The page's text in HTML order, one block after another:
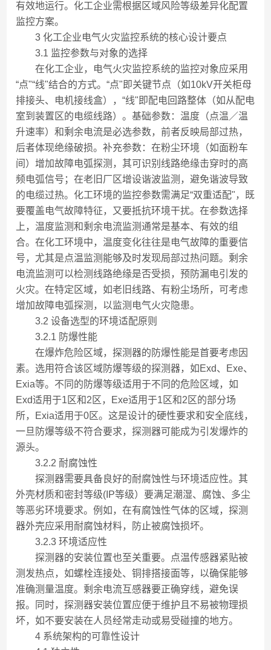
有效地运行。化工企业需根据区域风险等级差异化配置
监控方案。
3 化工企业电气火灾监控系统的核心设计要点
3.1 监控参数与对象的选择
在化工企业，电气火灾监控系统的监控对象应采用
“点"“线"结合的方式。“点"即关键节点（如10kV开关柜母
排接头、电机接线盒），“线"即配电回路整体（如从配电
室到装置区的电缆线路）。基础参数：温度（点温／温
升速率）和剩余电流是必选参数，前者反映局部过热，
后者体现绝缘破损。补充参数：在粉尘环境（如面粉车
间）增加故障电弧探测，其可识别线路绝缘击穿时的高
频电弧信号；在老旧厂区增设谐波监测，避免谐波导致
的电缆过热。化工环境的监控参数需满足“双重适配"，既
要覆盖电气故障特征，又要抵抗环境干扰。在参数选择
上，温度监测和剩余电流监测通常是基本、有效的组
合。在化工环境中，温度变化往往是电气故障的重要信
号，尤其是点温监测能够及时发现局部过热问题。剩余
电流监测可以检测线路绝缘是否受损，预防漏电引发的
火灾。在特定区域，如老旧线路、有粉尘场所，可考虑
增加故障电弧探测，以监测电气火灾隐患。
3.2 设备选型的环境适配原则
3.2.1 防爆性能
在爆炸危险区域，探测器的防爆性能是首要考虑因
素。选用符合该区域防爆等级的探测器，如Exd、Exe、
Exia等。不同的防爆等级适用于不同的危险区域，如
Exd适用于1区和2区，Exe适用于1区和2区的部分场
所，Exia适用于0区。这是设计的硬性要求和安全底线，
一旦防爆等级不符合要求，探测器可能成为引发爆炸的
源头。
3.2.2 耐腐蚀性
探测器需要具备良好的耐腐蚀性与环境适应性。其
外壳材质和密封等级(IP等级）要满足潮湿、腐蚀、多尘
等恶劣环境要求。例如，在有腐蚀性气体的区域，探测
器外壳应采用耐腐蚀材料，防止被腐蚀损坏。
3.2.3 环境适应性
探测器的安装位置也至关重要。点温传感器紧贴被
测发热点，如螺栓连接处、铜排搭接面等，以确保能够
准确测量温度。剩余电流互感器要正确穿线，避免误
报。同时，探测器安装位置应便于维护且不易被物理损
坏，如不要安装在人员经常走动或易受碰撞的地方。
4 系统架构的可靠性设计